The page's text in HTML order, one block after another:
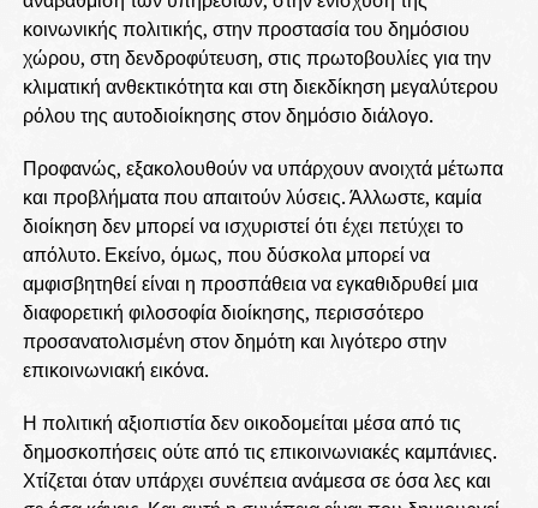
κοινωνικής πολιτικής, στην προστασία του δημόσιου
χώρου, στη δενδροφύτευση, στις πρωτοβουλίες για την
κλιματική ανθεκτικότητα και στη διεκδίκηση μεγαλύτερου
ρόλου της αυτοδιοίκησης στον δημόσιο διάλογο.
Προφανώς, εξακολουθούν να υπάρχουν ανοιχτά μέτωπα
και προβλήματα που απαιτούν λύσεις. Άλλωστε, καμία
διοίκηση δεν μπορεί να ισχυριστεί ότι έχει πετύχει το
απόλυτο. Εκείνο, όμως, που δύσκολα μπορεί να
αμφισβητηθεί είναι η προσπάθεια να εγκαθιδρυθεί μια
διαφορετική φιλοσοφία διοίκησης, περισσότερο
προσανατολισμένη στον δημότη και λιγότερο στην
επικοινωνιακή εικόνα.
Η πολιτική αξιοπιστία δεν οικοδομείται μέσα από τις
δημοσκοπήσεις ούτε από τις επικοινωνιακές καμπάνιες.
Χτίζεται όταν υπάρχει συνέπεια ανάμεσα σε όσα λες και